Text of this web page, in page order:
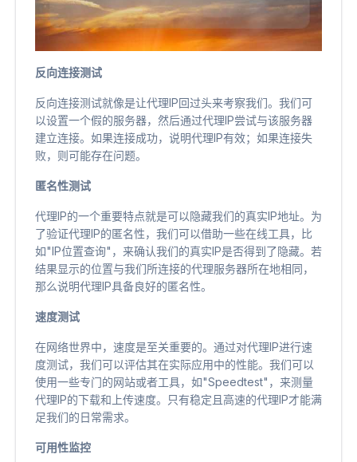
反向连接测试
反向连接测试就像是让代理IP回过头来考察我们。我们可
以设置一个假的服务器，然后通过代理IP尝试与该服务器
建立连接。如果连接成功，说明代理IP有效；如果连接失
败，则可能存在问题。
匿名性测试
代理IP的一个重要特点就是可以隐藏我们的真实IP地址。为
了验证代理IP的匿名性，我们可以借助一些在线工具，比
如"IP位置查询"，来确认我们的真实IP是否得到了隐藏。若
结果显示的位置与我们所连接的代理服务器所在地相同，
那么说明代理IP具备良好的匿名性。
速度测试
在网络世界中，速度是至关重要的。通过对代理IP进行速
度测试，我们可以评估其在实际应用中的性能。我们可以
使用一些专门的网站或者工具，如"Speedtest"，来测量
代理IP的下载和上传速度。只有稳定且高速的代理IP才能满
足我们的日常需求。
可用性监控